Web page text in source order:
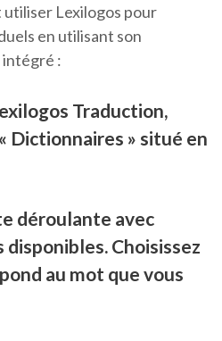
utiliser Lexilogos pour
en utilisant son
:
Traduction,
Dictionnaires » situé en
déroulante avec
Choisissez
au mot que vous